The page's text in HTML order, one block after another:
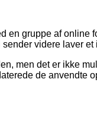
en gruppe af online
videre laver et
men det er ikke
de anvendte